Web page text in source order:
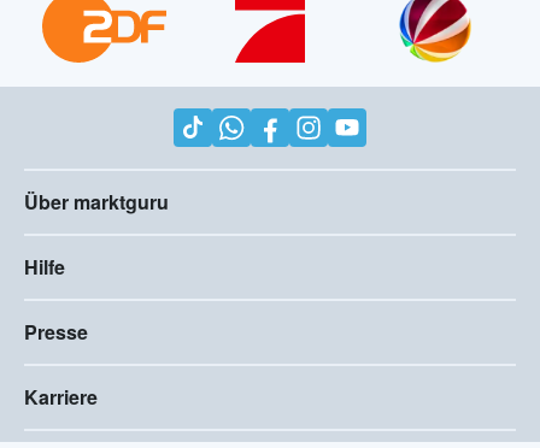
Über marktguru
Hilfe
Presse
Karriere